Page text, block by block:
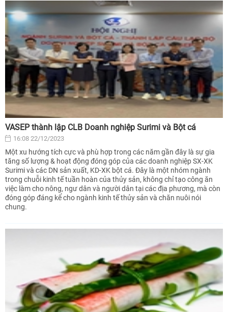
VASEP thành lập CLB Doanh nghiệp Surimi và Bột cá
16:08 22/12/2023
Một xu hướng tích cực và phù hợp trong các năm gần đây là sự gia
tăng số lượng & hoạt động đóng góp của các doanh nghiệp SX-XK
Surimi và các DN sản xuất, KD-XK bột cá. Đây là một nhóm ngành
trong chuỗi kinh tế tuần hoàn của thủy sản, không chỉ tạo công ăn
việc làm cho nông, ngư dân và người dân tại các địa phương, mà còn
đóng góp đáng kể cho ngành kinh tế thủy sản và chăn nuôi nói
chung.